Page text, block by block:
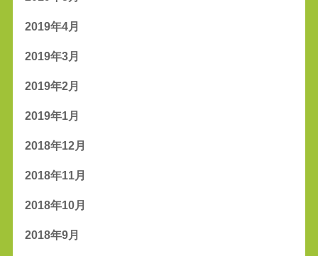
2019年4月
2019年3月
2019年2月
2019年1月
2018年12月
2018年11月
2018年10月
2018年9月